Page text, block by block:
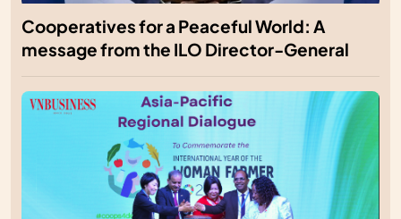
Cooperatives for a Peaceful World: A
message from the ILO Director-General